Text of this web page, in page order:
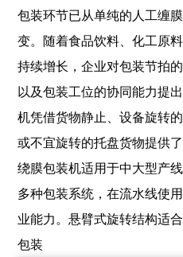
包装环节已从单纯的人工缠
变。随着食品饮料、化工原
持续增长，企业对包装节拍
以及包装工位的协同能力提
机凭借货物静止、设备旋转
或不宜旋转的托盘货物提供
绕膜包装机适用于中大型产
多种包装系统，在流水线使
业能力。悬臂式旋转结构适
包装